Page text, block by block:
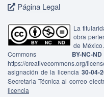
Página Legal
La
obra
de
Commons BY-
https://creativecommons.org/
asignación de la licencia 30-04-
Secretaria Técnica al correo
licencia